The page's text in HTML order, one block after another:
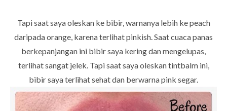
Tapi saat saya oleskan ke bibir, warnanya lebih ke peach
daripada orange, karena terlihat pinkish. Saat cuaca panas
berkepanjangan ini bibir saya kering dan mengelupas,
terlihat sangat jelek. Tapi saat saya oleskan tintbalm ini,
bibir saya terlihat sehat dan berwarna pink segar.